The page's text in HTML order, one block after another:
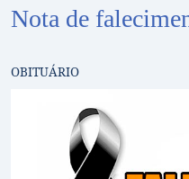
Nota de
OBITUÁRIO